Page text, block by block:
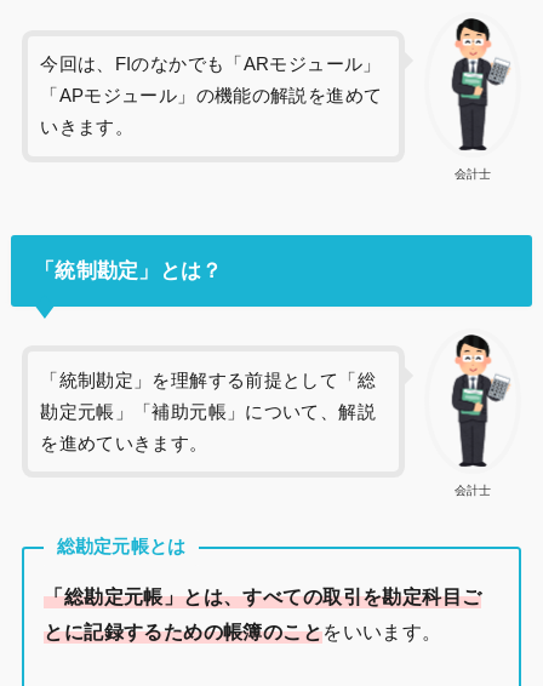
会計士
今回は、FIのなかでも「ARモジュール」
「APモジュール」の機能の解説を進めて
いきます。
「統制勘定」とは？
会計士
「統制勘定」を理解する前提として「総
勘定元帳」「補助元帳」について、解説
を進めていきます。
総勘定元帳とは
「総勘定元帳」とは、すべての取引を勘定科目ご
とに記録するための帳簿のことをいいます。